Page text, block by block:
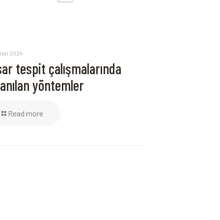
2024
tespit çalışmalarında
yöntemler
Read more